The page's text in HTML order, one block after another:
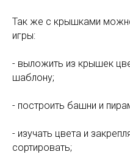
Так же с крышками
игры:
- выложить из крышек
шаблону;
- построить башни и
- изучать цвета и
сортировать;